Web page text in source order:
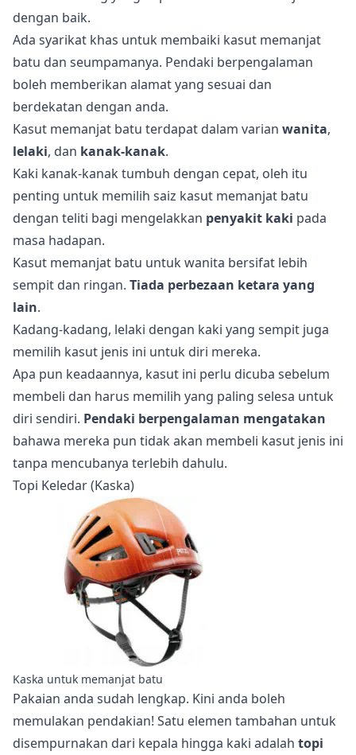
dengan baik.
Ada syarikat khas untuk membaiki kasut memanjat
batu dan seumpamanya. Pendaki berpengalaman
boleh memberikan alamat yang sesuai dan
berdekatan dengan anda.
Kasut memanjat batu terdapat dalam varian wanita,
lelaki, dan kanak-kanak.
Kaki kanak-kanak tumbuh dengan cepat, oleh itu
penting untuk memilih saiz kasut memanjat batu
dengan teliti bagi mengelakkan penyakit kaki pada
masa hadapan.
Kasut memanjat batu untuk wanita bersifat lebih
sempit dan ringan. Tiada perbezaan ketara yang
lain.
Kadang-kadang, lelaki dengan kaki yang sempit juga
memilih kasut jenis ini untuk diri mereka.
Apa pun keadaannya, kasut ini perlu dicuba sebelum
membeli dan harus memilih yang paling selesa untuk
diri sendiri. Pendaki berpengalaman mengatakan
bahawa mereka pun tidak akan membeli kasut jenis ini
tanpa mencubanya terlebih dahulu.
Topi Keledar (Kaska)
Kaska untuk memanjat batu
Pakaian anda sudah lengkap. Kini anda boleh
memulakan pendakian! Satu elemen tambahan untuk
disempurnakan dari kepala hingga kaki adalah topi